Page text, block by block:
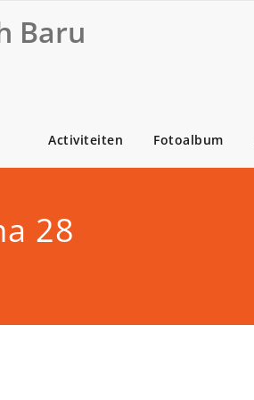
Baru
Activiteiten Fotoalbum
28